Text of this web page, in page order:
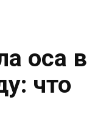
оса в
что